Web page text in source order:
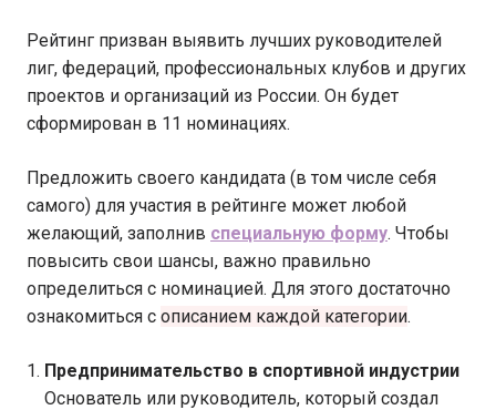
Рейтинг призван выявить лучших руководителей
лиг, федераций, профессиональных клубов и других
проектов и организаций из России. Он будет
сформирован в 11 номинациях.
Предложить своего кандидата (в том числе себя
самого) для участия в рейтинге может любой
желающий, заполнив специальную форму. Чтобы
повысить свои шансы, важно правильно
определиться с номинацией. Для этого достаточно
ознакомиться с описанием каждой категории.
Предпринимательство в спортивной индустрии
Основатель или руководитель, который создал